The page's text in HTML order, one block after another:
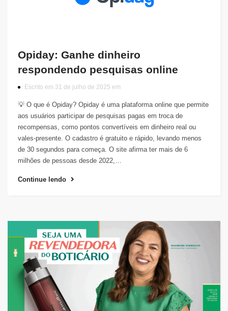
Opiday: Ganhe dinheiro
respondendo pesquisas online
Escrito em 31 de julho de 2025 em
💡 O que é Opiday? Opiday é uma plataforma online que permite
aos usuários participar de pesquisas pagas em troca de
recompensas, como pontos convertíveis em dinheiro real ou
vales‑presente. O cadastro é gratuito e rápido, levando menos
de 30 segundos para começa. O site afirma ter mais de 6
milhões de pessoas desde 2022,…
Continue lendo